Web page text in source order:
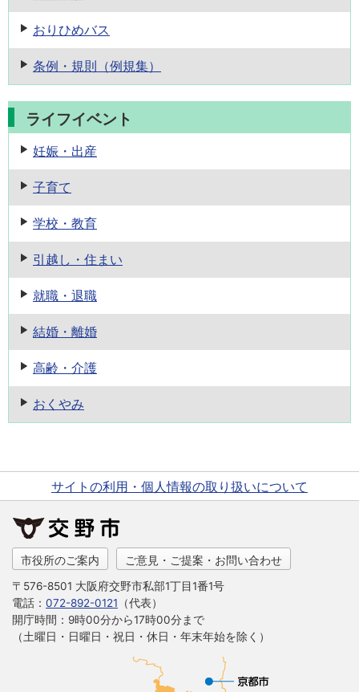
おりひめバス
条例・規則 （例規集）
ライフイベント
妊娠・出産
子育て
学校・教育
引越し・住まい
就職・退職
結婚・離婚
高齢・介護
おくやみ
サイトの利用・個人情報の取り扱いについて
市役所のご案内 ご意見・ご提案・お問い合わせ
〒576-8501 大阪府交野市私部1丁目1番1号
電話： 072-892-0121 （代表）
開庁時間：9時00分から17時00分まで
（土曜日・日曜日・祝日・休日・年末年始を除く）